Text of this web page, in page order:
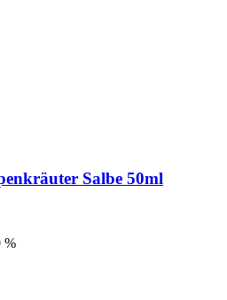
Salbe 50ml
%